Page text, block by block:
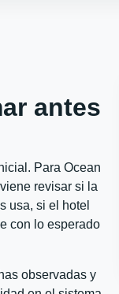
antes
Para Ocean
revisar si la
usa, si el hotel
con lo esperado
observadas y